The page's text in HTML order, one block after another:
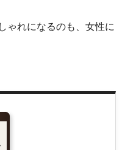
ゃれになるのも、女性に